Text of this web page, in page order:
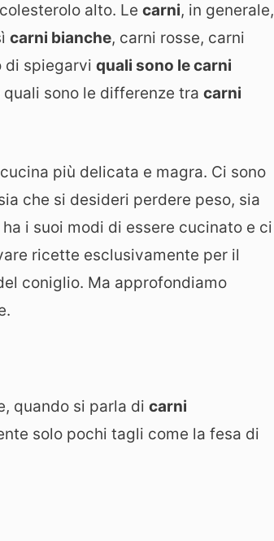
alto. Le carni, in generale,
carni bianche, carni rosse, carni
di spiegarvi quali sono le carni
sono le differenze tra carni
più delicata e magra. Ci sono
che si desideri perdere peso, sia
i suoi modi di essere cucinato e ci
ricette esclusivamente per il
coniglio. Ma approfondiamo
quando si parla di carni
solo pochi tagli come la fesa di